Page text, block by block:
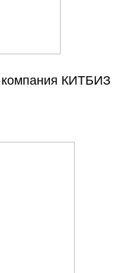
компания КИТБИЗ